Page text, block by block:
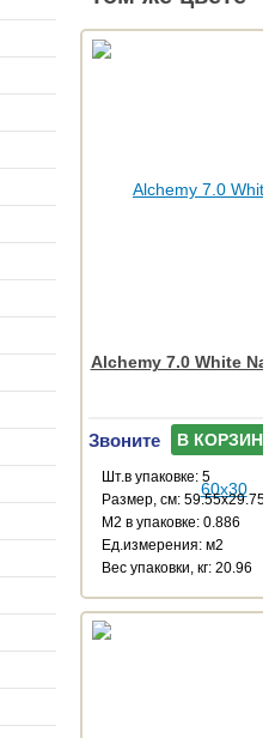
Alchemy 7.0 White
Звоните В КОРЗИНУ
Шт.в упаковке: 5
Размер, см: 59.55x29.75
М2 в упаковке: 0.886
Ед.измерения: м2
Веc упаковки, кг: 20.96